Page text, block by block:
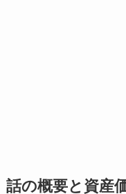
話の概要と資産